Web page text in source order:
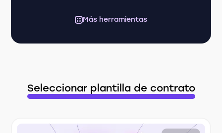
Más herramientas
Seleccionar plantilla de contrato